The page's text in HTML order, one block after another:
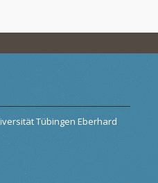
Tübingen Eberhard